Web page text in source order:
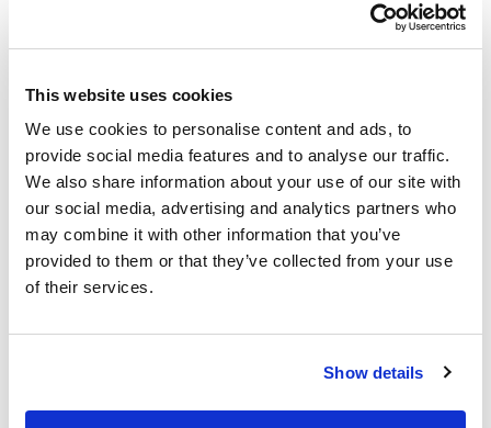
This website uses cookies
We use cookies to personalise content and ads, to
provide social media features and to analyse our traffic.
We also share information about your use of our site with
our social media, advertising and analytics partners who
may combine it with other information that you’ve
provided to them or that they’ve collected from your use
of their services.
Show details
形名（発注コード）
測定用プローブは付属されておりません。測定用途に応じてオ
プションのプローブをご購入ください。